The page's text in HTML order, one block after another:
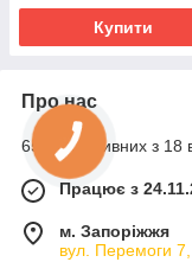
Купити
Про нас
65% позитивних з 18
Працює з
м. Запоріжжя
вул. Перемоги